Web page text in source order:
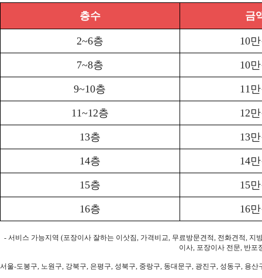
층수 금
2~6층 10
7~8층 10
9~10층 11
11~12층 12
13층 13
14층 14
15층 15
16층 16
- 서비스 가능지역 (포장이사 잘하는 이삿짐, 가격비교, 무료방문견적, 전화견적,
이사, 포장이사 전문, 반포
서울-도봉구, 노원구, 강북구, 은평구, 성북구, 중랑구, 동대문구, 광진구, 성동구, 용